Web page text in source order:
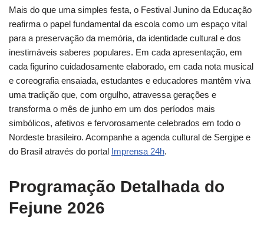
Mais do que uma simples festa, o Festival Junino da Educação
reafirma o papel fundamental da escola como um espaço vital
para a preservação da memória, da identidade cultural e dos
inestimáveis saberes populares. Em cada apresentação, em
cada figurino cuidadosamente elaborado, em cada nota musical
e coreografia ensaiada, estudantes e educadores mantêm viva
uma tradição que, com orgulho, atravessa gerações e
transforma o mês de junho em um dos períodos mais
simbólicos, afetivos e fervorosamente celebrados em todo o
Nordeste brasileiro. Acompanhe a agenda cultural de Sergipe e
do Brasil através do portal Imprensa 24h.
Programação Detalhada do
Fejune 2026